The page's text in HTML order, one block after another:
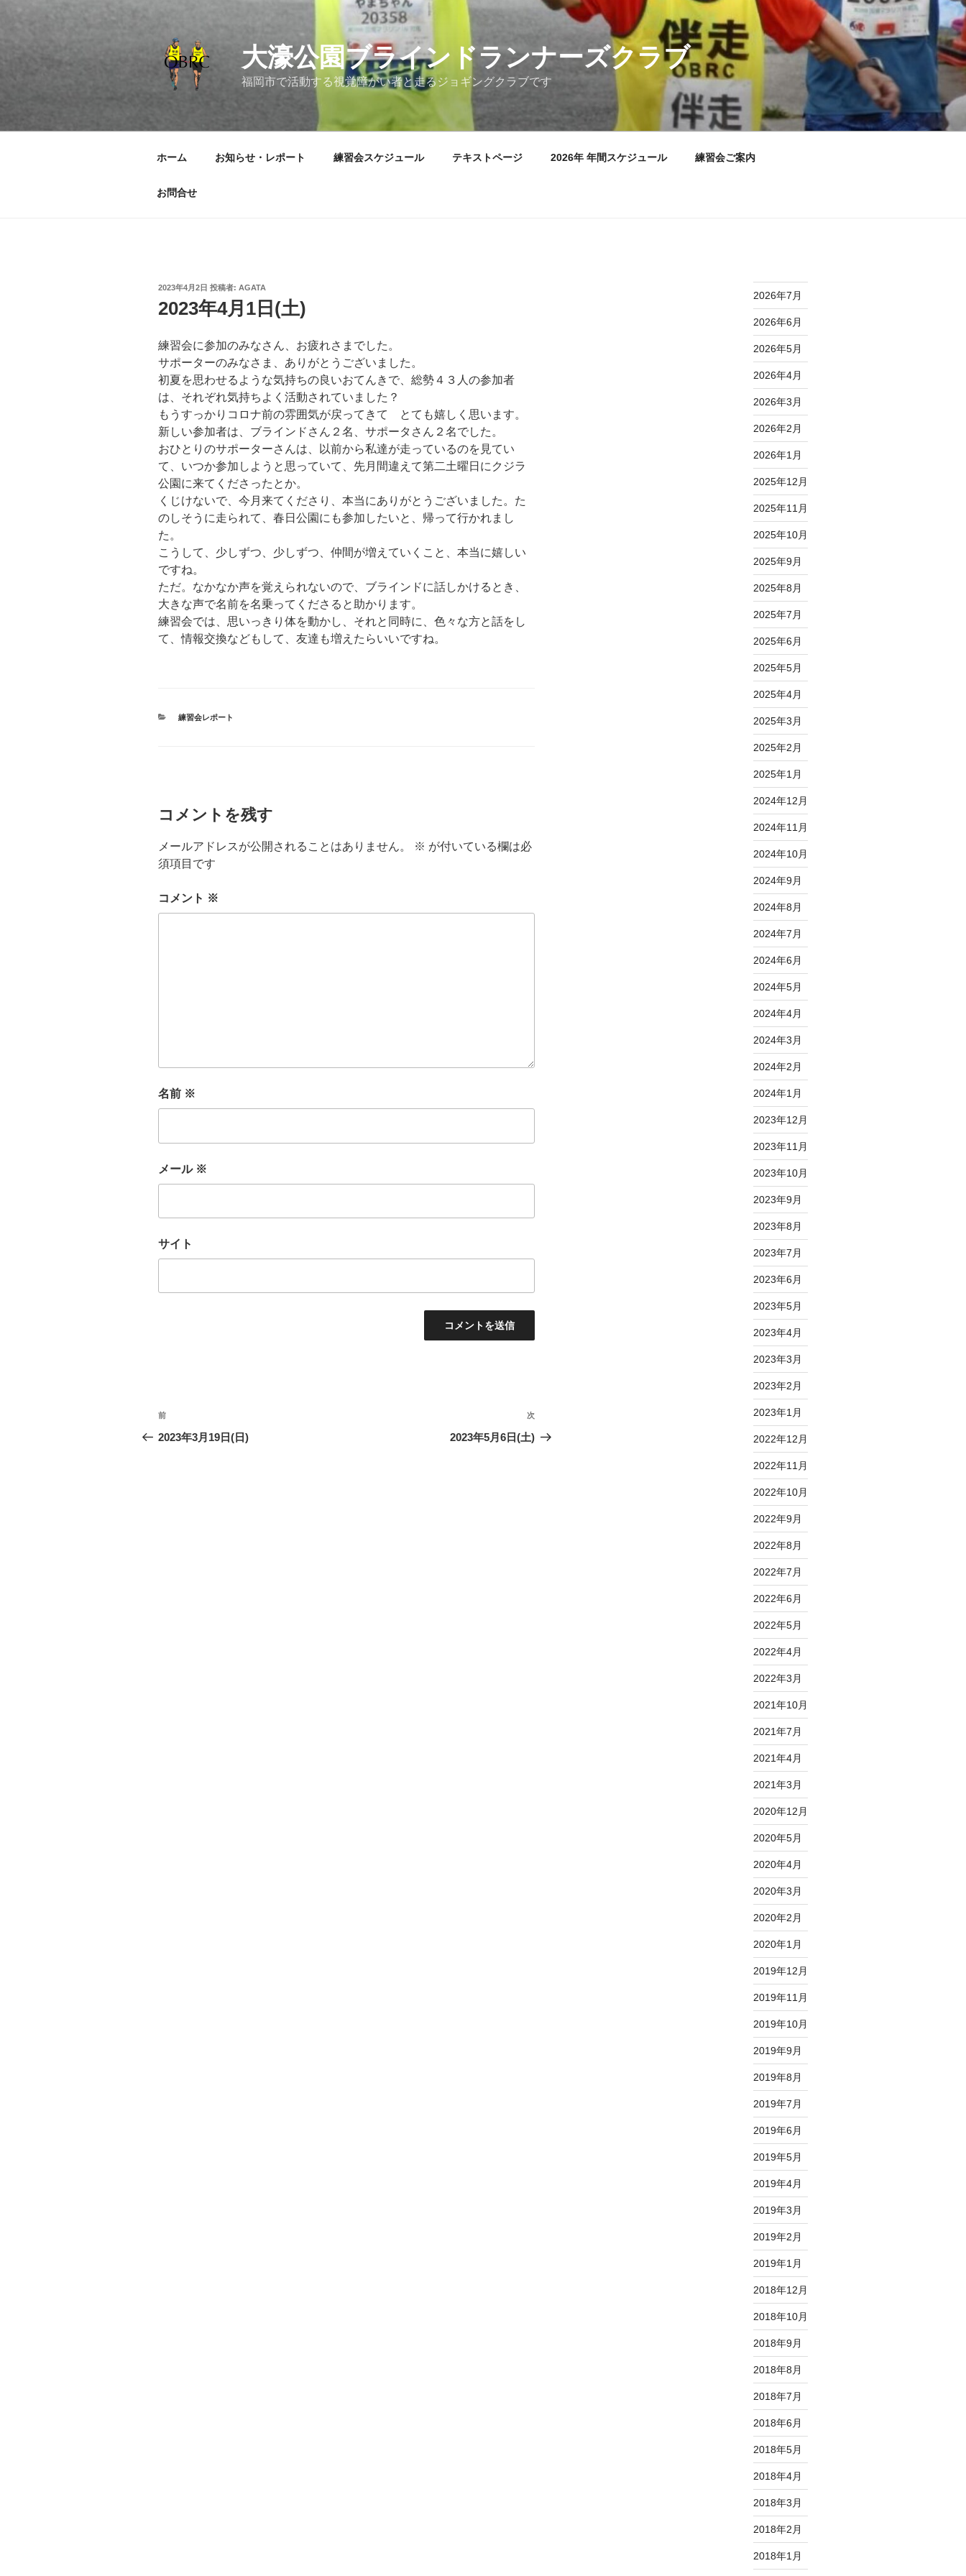
キ
大濠公園ブラインドランナーズクラブ
福岡市で活動する視覚障がい者と走るジョギングクラブです
ホーム お知らせ・レポート 練習会スケジュール テキストページ 2026年 年間スケジュール 練習会ご案内
お問合せ
投
日:
2023年4月2日 投稿者: AGATA
2023年4月1日(土)
練習会に参加のみなさん、お疲れさまでした。
サポーターのみなさま、ありがとうございました。
初夏を思わせるような気持ちの良いおてんきで、総勢４３人の参加者
は、それぞれ気持ちよく活動されていました？
もうすっかりコロナ前の雰囲気が戻ってきて とても嬉しく思います。
新しい参加者は、ブラインドさん２名、サポータさん２名でした。
おひとりのサポーターさんは、以前から私達が走っているのを見てい
て、いつか参加しようと思っていて、先月間違えて第二土曜日にクジラ
公園に来てくださったとか。
くじけないで、今月来てくださり、本当にありがとうございました。た
のしそうに走られて、春日公園にも参加したいと、帰って行かれまし
た。
こうして、少しずつ、少しずつ、仲間が増えていくこと、本当に嬉しい
ですね。
ただ。なかなか声を覚えられないので、ブラインドに話しかけるとき、
大きな声で名前を名乗ってくださると助かります。
練習会では、思いっきり体を動かし、それと同時に、色々な方と話をし
て、情報交換などもして、友達も増えたらいいですね。
カ
練習会レポート
コメントを残す
メールアドレスが公開されることはありません。 ※ が付いている欄は必
須項目です
コメント ※
名前 ※
メール ※
サイト
投
稿
前
の
前
2023年3月19日(日)
次
の
次
2023年5月6日(土)
2026年7月
2026年6月
2026年5月
2026年4月
2026年3月
2026年2月
2026年1月
2025年12月
2025年11月
2025年10月
2025年9月
2025年8月
2025年7月
2025年6月
2025年5月
2025年4月
2025年3月
2025年2月
2025年1月
2024年12月
2024年11月
2024年10月
2024年9月
2024年8月
2024年7月
2024年6月
2024年5月
2024年4月
2024年3月
2024年2月
2024年1月
2023年12月
2023年11月
2023年10月
2023年9月
2023年8月
2023年7月
2023年6月
2023年5月
2023年4月
2023年3月
2023年2月
2023年1月
2022年12月
2022年11月
2022年10月
2022年9月
2022年8月
2022年7月
2022年6月
2022年5月
2022年4月
2022年3月
2021年10月
2021年7月
2021年4月
2021年3月
2020年12月
2020年5月
2020年4月
2020年3月
2020年2月
2020年1月
2019年12月
2019年11月
2019年10月
2019年9月
2019年8月
2019年7月
2019年6月
2019年5月
2019年4月
2019年3月
2019年2月
2019年1月
2018年12月
2018年10月
2018年9月
2018年8月
2018年7月
2018年6月
2018年5月
2018年4月
2018年3月
2018年2月
2018年1月